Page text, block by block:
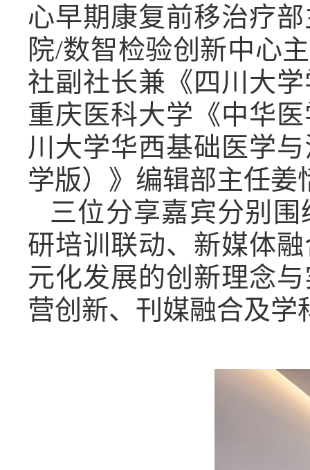
心早期康复前移治疗
院/数智检验创新中心
社副社长兼《四川大
重庆医科大学《中华
川大学华西基础医学
学版）》编辑部主任
三位分享嘉宾分别
研培训联动、新媒体
元化发展的创新理念
营创新、刊媒融合及